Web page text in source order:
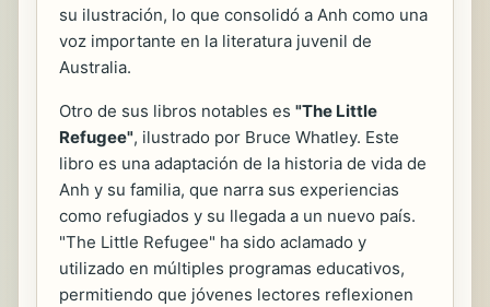
su ilustración, lo que consolidó a Anh como una
voz importante en la literatura juvenil de
Australia.
Otro de sus libros notables es "The Little
Refugee", ilustrado por Bruce Whatley. Este
libro es una adaptación de la historia de vida de
Anh y su familia, que narra sus experiencias
como refugiados y su llegada a un nuevo país.
"The Little Refugee" ha sido aclamado y
utilizado en múltiples programas educativos,
permitiendo que jóvenes lectores reflexionen